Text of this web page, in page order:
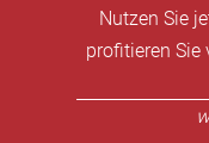
Nutzen Sie
profitieren Sie